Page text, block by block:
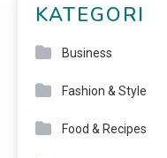
KATEGORI
Business
Fashion & Style
Food & Recipes